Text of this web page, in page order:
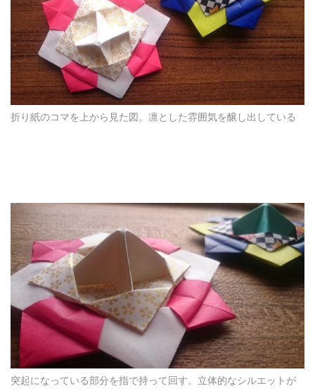
折り紙のコマを上から見た図。凛とした雰囲気を醸し出している
突起になっている部分を指で持って回す。立体的なシルエットが